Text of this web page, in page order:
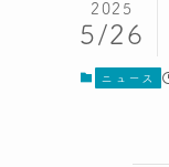
2025
5/26
ニュース